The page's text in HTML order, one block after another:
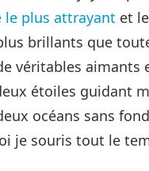
le plus attrayant et
brillants que
véritables aimants
étoiles guidant
océans sans
je souris tout le